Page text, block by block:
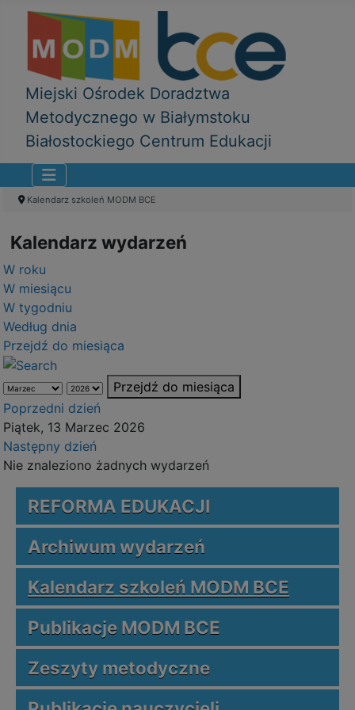
Miejski Ośrodek Doradztwa
Metodycznego w Białymstoku
Białostockiego Centrum Edukacji
Kalendarz szkoleń MODM BCE
Kalendarz wydarzeń
W roku
W miesiącu
W tygodniu
Według dnia
Przejdź do miesiąca
Przejdź do miesiąca
Poprzedni dzień
Piątek, 13 Marzec 2026
Następny dzień
Nie znaleziono żadnych wydarzeń
REFORMA EDUKACJI
Archiwum wydarzeń
Kalendarz szkoleń MODM BCE
Publikacje MODM BCE
Zeszyty metodyczne